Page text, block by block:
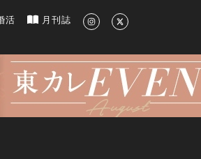
洗練されたライフスタイル情報
活 月刊誌